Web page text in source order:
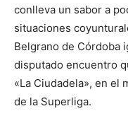
conlleva un sabor a
situaciones
Belgrano de Córdoba
disputado encuentro
«La Ciudadela», en el
de la Superliga.